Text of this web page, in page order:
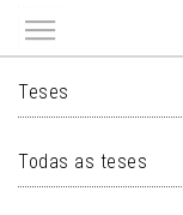
Main menu
TESES
Teses
Todas as teses